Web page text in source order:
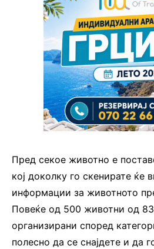
Пред секое животно е
кој доколку го скенирате ќе
информации за животното
Повеќе од 500 животни од
организирани според
полесно да се снајдете и да